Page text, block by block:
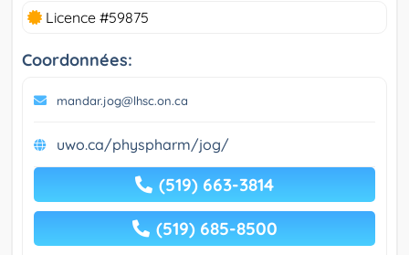
Licence #59875
Coordonnées:
mandar.jog@lhsc.on.ca
uwo.ca/physpharm/jog/
(519) 663-3814
(519) 685-8500